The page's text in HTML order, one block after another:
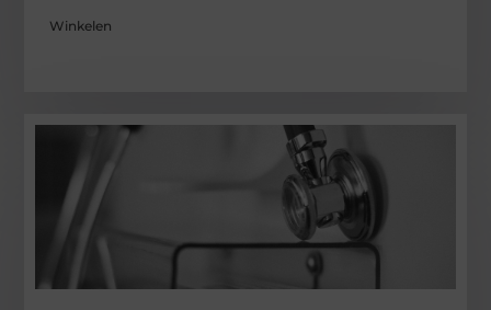
Winkelen